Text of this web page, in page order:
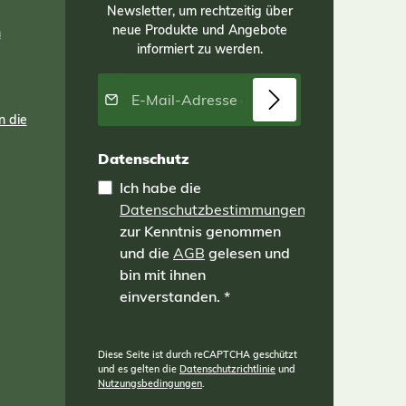
ist. Jeder Ständer überzeugt durch
sein Gewicht und seine solide
Verarbeitung, sodass Ihre
stehen. Produktmerkmale Material:
Steinguss Herstellung: gegossen
Farbe: Grau Abmessungen: Große
Schildkröte: Länge 48 cm, Breite 52
Schildkröte: Länge 45 cm, Breite 38
Witterungsbeständigkeit: Frost- und
wetterfest Setzen Sie Ihre
Tempelschirme stilvoll in Szene und
genießen Sie die Kombination aus
traditionellem Design und praktischer
Funktion mit diesen einzigartigen
Schildkröten-Ständern.
die
Newsletter, um rechtzeitig über
neue Produkte und Angebote
informiert zu werden.
E-Mail-Adresse*
Datenschutz
Ich habe die
Datenschutzbestimmungen
zur Kenntnis genommen
und die AGB gelesen und
bin mit ihnen
einverstanden. *
Diese Seite ist durch reCAPTCHA geschützt
und es gelten die Datenschutzrichtlinie und
Nutzungsbedingungen.